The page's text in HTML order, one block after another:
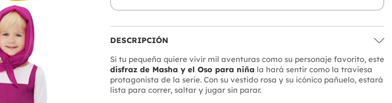
DESCRIPCIÓN
Si tu pequeña quiere vivir mil aventuras como su personaje favorito, este
disfraz de Masha y el Oso para niña la hará sentir como la traviesa
protagonista de la serie. Con su vestido rosa y su icónico pañuelo, estará
lista para correr, saltar y jugar sin parar.